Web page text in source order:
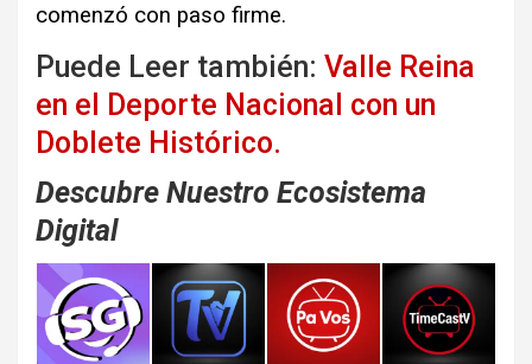
comenzó con paso firme.
Puede Leer también: Valle Reina
en el Deporte Nacional con un
Doblete Histórico.
Descubre Nuestro Ecosistema
Digital